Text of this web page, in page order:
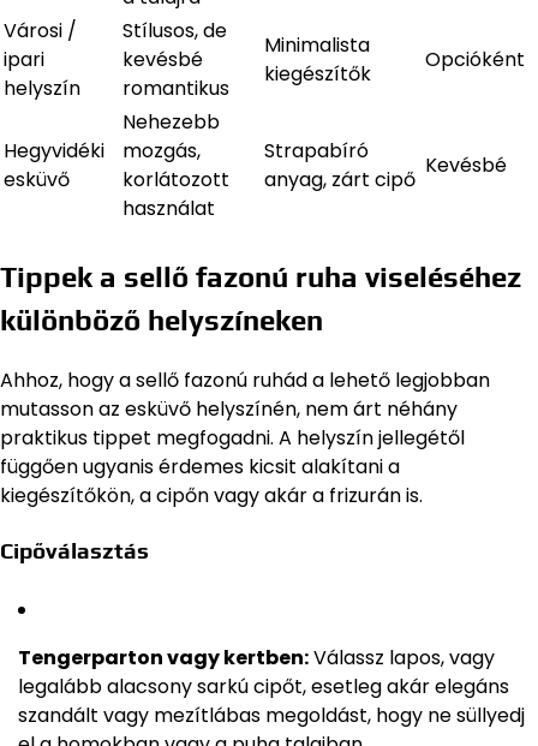
Városi /
ipari
helyszín
Stílusos, de
kevésbé
romantikus
Minimalista
kiegészítők
Opcióként
Hegyvidéki
esküvő
Nehezebb
mozgás,
korlátozott
használat
Strapabíró
anyag, zárt cipő
Kevésbé
Tippek a sellő fazonú ruha viseléséhez
különböző helyszíneken
Ahhoz, hogy a sellő fazonú ruhád a lehető legjobban
mutasson az esküvő helyszínén, nem árt néhány
praktikus tippet megfogadni. A helyszín jellegétől
függően ugyanis érdemes kicsit alakítani a
kiegészítőkön, a cipőn vagy akár a frizurán is.
Cipőválasztás
Tengerparton vagy kertben:Válassz lapos, vagy
legalább alacsony sarkú cipőt, esetleg akár elegáns
szandált vagy mezítlábas megoldást, hogy ne süllyedj